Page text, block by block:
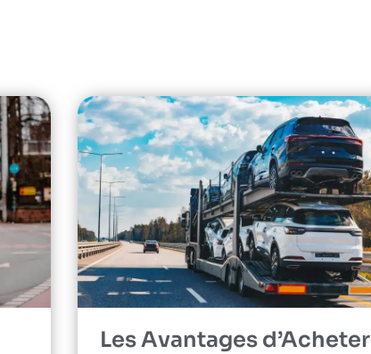
Les Avantages d’Acheter